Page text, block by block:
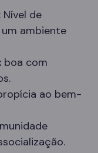
Nível de
ambiente
boa com
ao bem-